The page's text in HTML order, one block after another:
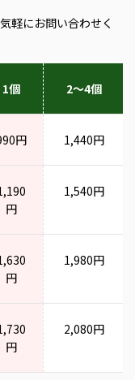
軽にお問い合わせく
1個 2～4個
円 1,440円
円
1,540円
円
1,980円
円
2,080円